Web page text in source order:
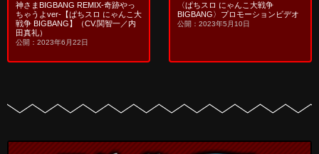
神さまBIGBANG REMIX-奇跡やっ
ちゃうよver-【ぱちスロ にゃんこ大
戦争 BIGBANG】（CV.関智一／内
田真礼）
公開：2023年6月22日
〈ぱちスロ にゃんこ大戦争
BIGBANG〉プロモーションビデオ
公開：2023年5月10日